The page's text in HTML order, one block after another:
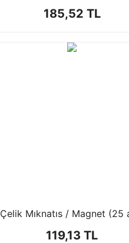
185,52 TL
119,13 TL